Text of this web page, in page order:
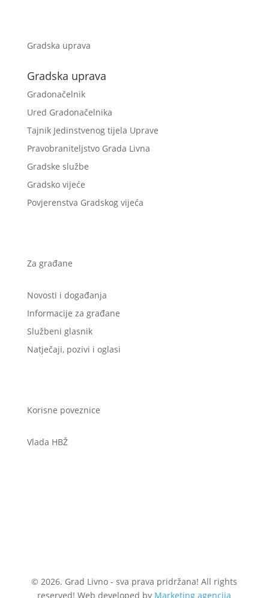
Gradska uprava
Gradska uprava
Gradonačelnik
Ured Gradonačelnika
Tajnik Jedinstvenog tijela Uprave
Pravobraniteljstvo Grada Livna
Gradske službe
Gradsko vijeće
Povjerenstva Gradskog vijeća
Za građane
Novosti i događanja
Informacije za građane
Službeni glasnik
Natječaji, pozivi i oglasi
Korisne poveznice
Vlada HBŽ
© 2026. Grad Livno - sva prava pridržana! All rights
reserved! Web developed by Marketing agencija